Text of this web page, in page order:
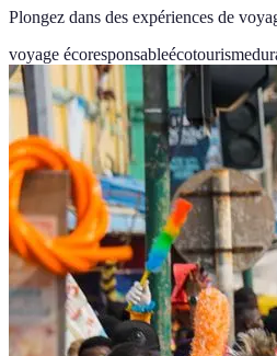
Plongez dans des expériences de
voyage écoresponsableécotourisme